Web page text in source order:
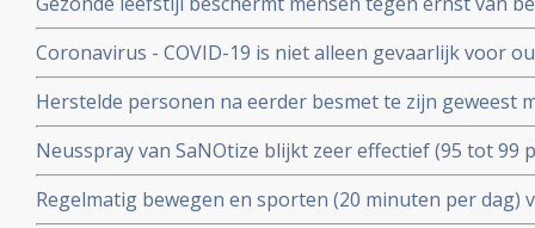
- Covid-19. Blijkt uit groot Engels bevolkingsonderzoek
Coronavirus - COVID-19 is niet alleen gevaarlijk voor
volwassenen van middelbare leeftijd blijkt uit grote
Herstelde personen na eerder besmet te zijn geweest
waren niet besmettelijk voor anderen blijkt uit
professionele basketballers en personeel.
Neusspray van SaNOtize blijkt zeer effectief (95 tot 99
met het coronavirus - Covid-19 zowel bij lichte als
Regelmatig bewegen en sporten (20 minuten per